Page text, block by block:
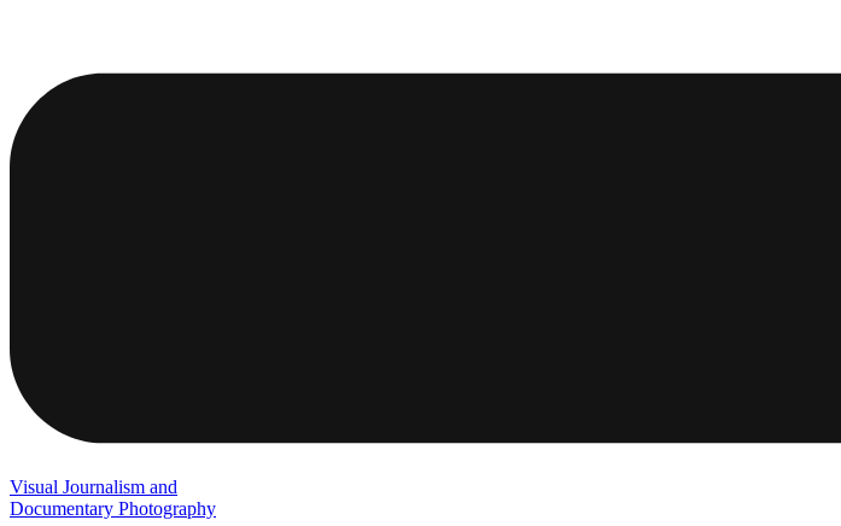
Visual Journalism and
Documentary Photography